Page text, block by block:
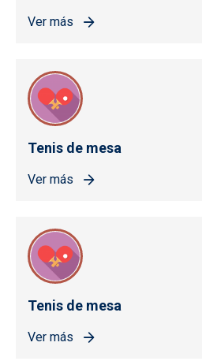
Ver más
Tenis de mesa
Ver más
Tenis de mesa
Ver más